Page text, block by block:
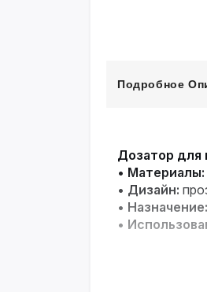
Подробное
Дозатор для
• Материалы:
• Дизайн:
• Назначение:
•